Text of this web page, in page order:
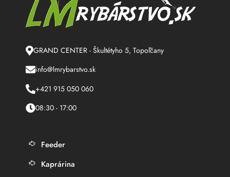
GRAND CENTER - Škultétyho 5, Topoľčany
info@lmrybarstvo.sk
+421 915 050 060
08:30 - 17:00
Feeder
Kaprárina